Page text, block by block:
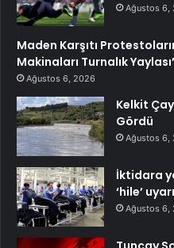
Ağustos 6,
Maden Karşıtı
Makinaları Turnalık
Ağustos 6, 2026
Kelkit
Gördü
Ağustos 6,
İktidara
‘hile’
Ağustos 6,